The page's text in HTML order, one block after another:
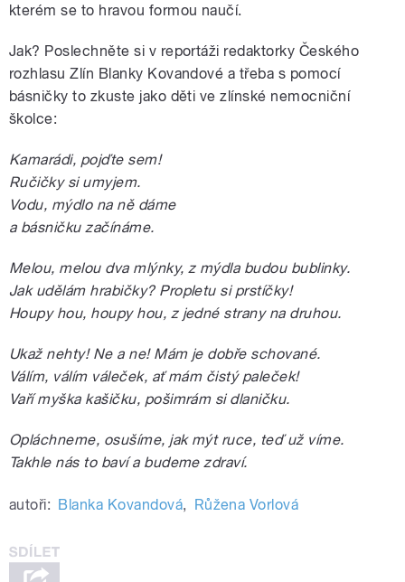
kterém se to hravou formou naučí.
Jak? Poslechněte si v reportáži redaktorky Českého
rozhlasu Zlín Blanky Kovandové a třeba s pomocí
básničky to zkuste jako děti ve zlínské nemocniční
školce:
Kamarádi, pojďte sem!
Ručičky si umyjem.
Vodu, mýdlo na ně dáme
a básničku začínáme.
Melou, melou dva mlýnky, z mýdla budou bublinky.
Jak udělám hrabičky? Propletu si prstíčky!
Houpy hou, houpy hou, z jedné strany na druhou.
Ukaž nehty! Ne a ne! Mám je dobře schované.
Válím, válím váleček, ať mám čistý paleček!
Vaří myška kašičku, pošimrám si dlaničku.
Opláchneme, osušíme, jak mýt ruce, teď už víme.
Takhle nás to baví a budeme zdraví.
autoři: Blanka Kovandová, Růžena Vorlová